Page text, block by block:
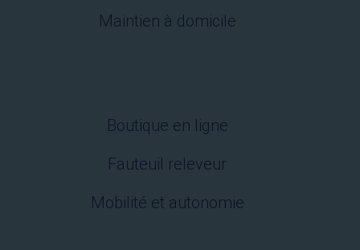
Maintien à domicile
Boutique en ligne
Fauteuil releveur
Mobilité et autonomie